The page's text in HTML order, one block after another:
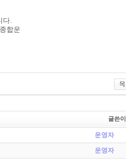
다.
합운
글쓴이
운영자
운영자